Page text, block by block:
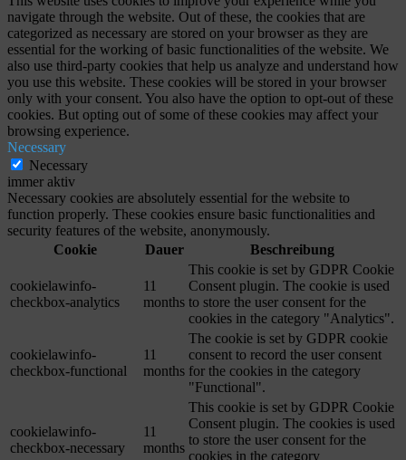
navigate through the website. Out of these, the cookies that are
categorized as necessary are stored on your browser as they are
essential for the working of basic functionalities of the website. We
also use third-party cookies that help us analyze and understand how
you use this website. These cookies will be stored in your browser
only with your consent. You also have the option to opt-out of these
cookies. But opting out of some of these cookies may affect your
browsing experience.
Necessary
Necessary
immer aktiv
Necessary cookies are absolutely essential for the website to
function properly. These cookies ensure basic functionalities and
security features of the website, anonymously.
Cookie
Dauer Beschreibung
cookielawinfo-
checkbox-analytics
11
months
This cookie is set by GDPR Cookie
Consent plugin. The cookie is used
to store the user consent for the
cookies in the category "Analytics".
cookielawinfo-
checkbox-functional
11
months
The cookie is set by GDPR cookie
consent to record the user consent
for the cookies in the category
"Functional".
cookielawinfo-
checkbox-necessary
11
months
This cookie is set by GDPR Cookie
Consent plugin. The cookies is used
to store the user consent for the
cookies in the category